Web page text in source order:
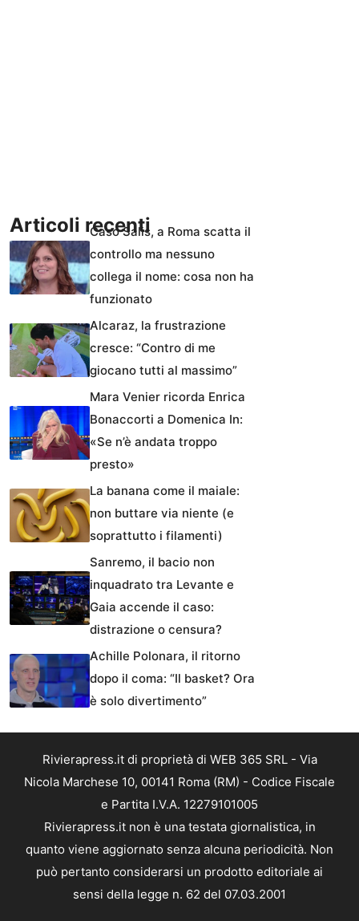
Articoli recentiCaso Salis, a Roma scatta il
controllo ma nessuno
collega il nome: cosa non ha
funzionato
Alcaraz, la frustrazione
cresce: “Contro di me
giocano tutti al massimo”
Mara Venier ricorda Enrica
Bonaccorti a Domenica In:
«Se n’è andata troppo
presto»
La banana come il maiale:
non buttare via niente (e
soprattutto i filamenti)
Sanremo, il bacio non
inquadrato tra Levante e
Gaia accende il caso:
distrazione o censura?
Achille Polonara, il ritorno
dopo il coma: “Il basket? Ora
è solo divertimento”
Rivierapress.it di proprietà di WEB 365 SRL - Via
Nicola Marchese 10, 00141 Roma (RM) - Codice Fiscale
e Partita I.V.A. 12279101005
Rivierapress.it non è una testata giornalistica, in
quanto viene aggiornato senza alcuna periodicità. Non
può pertanto considerarsi un prodotto editoriale ai
sensi della legge n. 62 del 07.03.2001